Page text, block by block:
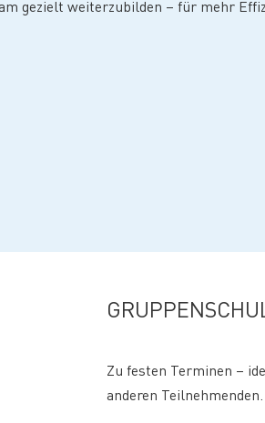
gezielt weiterzubilden – für mehr
Zu festen Terminen –
anderen Teilnehmenden.